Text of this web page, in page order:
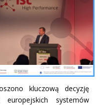
kluczową decyzję
systemów